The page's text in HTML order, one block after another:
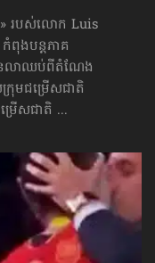
» របស់លោក Luis
ពុងបន្តភាគ
នលាឈប់ពីតំណែង
រុមជម្រើសជាតិ
រើសជាតិ ...